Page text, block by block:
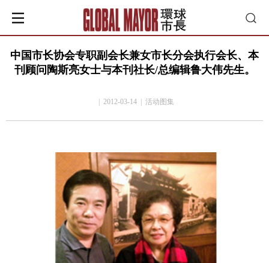
中国市长协会专职副会长兼女市长分会执行会长、本
刊顾问陶斯亮女士与本刊社长/总编辑鲁大伟先生。
| 2012-03-14 | 活动图集